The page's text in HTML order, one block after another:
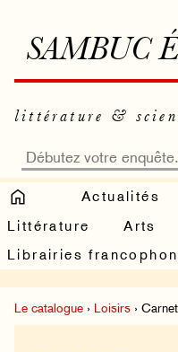
SAMBUC
littérature &
Actualités
Littérature
Arts
Librairies
Le catalogue › Loisirs ›